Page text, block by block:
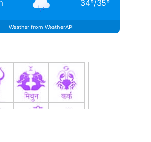
कप्तान का भी ऐलान कर दिया है। टीम ने
34°/35°
Weather from WeatherAPI